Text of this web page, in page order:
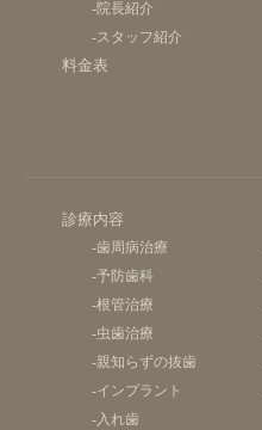
-院長紹介
-スタッフ紹介
料金表
診療内容
-歯周病治療
-予防歯科
-根管治療
-虫歯治療
-親知らずの抜歯
-インプラント
-入れ歯